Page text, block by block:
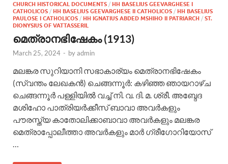
CHURCH HISTORICAL DOCUMENTS / HH BASELIUS GEEVARGHESE I
CATHOLICOS / HH BASELIUS GEEVARGHESE II CATHOLICOS / HH BASELIUS
PAULOSE I CATHOLICOS / HH IGNATIUS ABDED MSHIHO II PATRIARCH / ST.
DIONYSIUS OF VATTASSERIL
മെത്രാനഭിഷേകം (1913)
March 25, 2024 - byadmin
മലങ്കര സുറിയാനി സഭാകാര്യം മെത്രാനഭിഷേകം
(സ്വന്തം ലേഖകന്‍) ചെങ്ങന്നൂര്‍: കഴിഞ്ഞ ഞായറാഴ്ച
ചെങ്ങന്നൂര്‍ പള്ളിയില്‍ വച്ച് നി. വ. ദി. മ. ശ്രീ. അബ്ദേദ
മശിഹോ പാത്രിയര്‍ക്കീസ് ബാവാ അവര്‍കളും
പൗരസ്ത്യ കാതോലിക്കാബാവാ അവര്‍കളും മലങ്കര
മെത്രാപ്പോലീത്താ അവര്‍കളും മാര്‍ ഗ്രീഗോറിയോസ്
…